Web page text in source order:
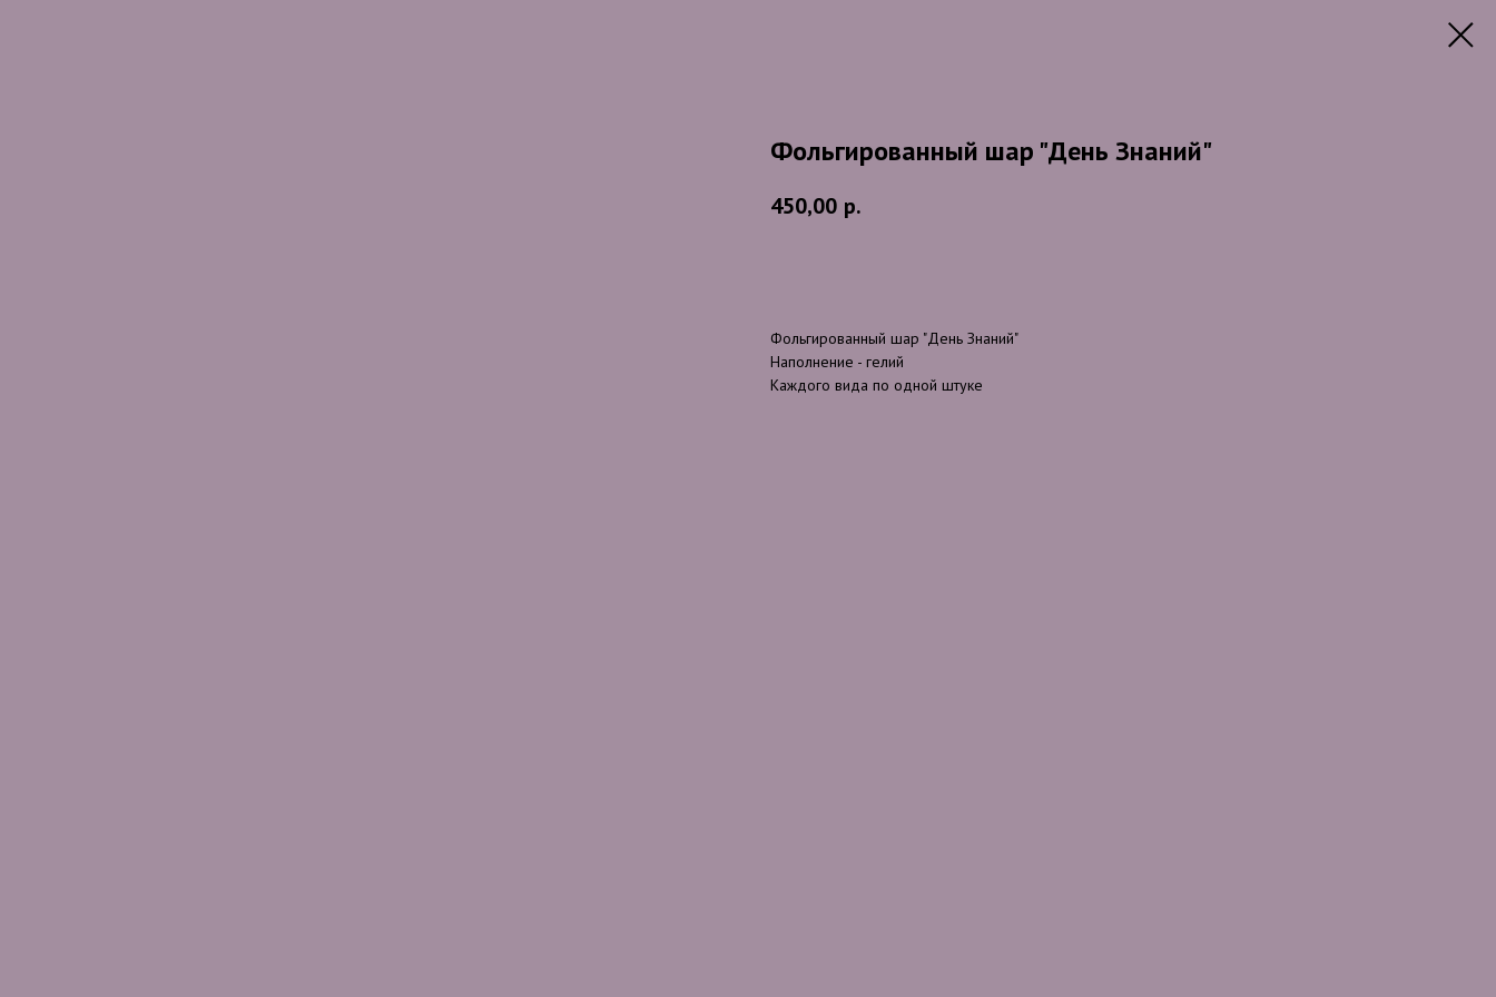
Фольгированный шар "День Знаний"
450,00 р.
Фольгированный шар "День Знаний"
Наполнение - гелий
Каждого вида по одной штуке